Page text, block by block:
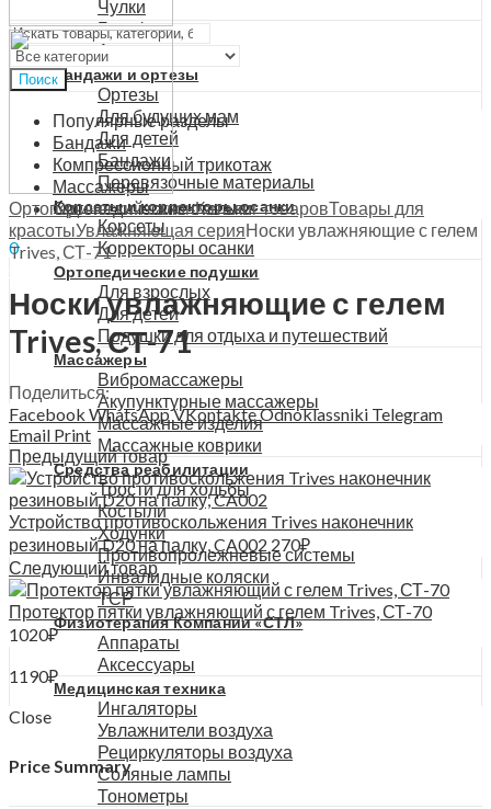
Чулки
Гольфы
Аксессуары
Бандажи и ортезы
Ортезы
Для будущих мам
Для детей
Бандажи
Перевязочные материалы
Корсеты и корректоры осанки
Корсеты
Корректоры осанки
Ортопедические подушки
Для взрослых
Для детей
Подушки для отдыха и путешествий
Массажеры
Вибромассажеры
Акупунктурные массажеры
Массажные изделия
Массажные коврики
Средства реабилитации
Трости для ходьбы
Костыли
Ходунки
Противопролежневые системы
Инвалидные коляски
ТСР
Физиотерапия Компании «СТЛ»
Аппараты
Аксессуары
Медицинская техника
Ингаляторы
Увлажнители воздуха
Рециркуляторы воздуха
Соляные лампы
Тонометры
Поиск
Популярные разделы
Бандажи
Компрессионный трикотаж
Массажеры
Ортопедические стельки
0
Ортопедический салонКаталог товаровТовары для
красотыУвлажняющая серияНоски увлажняющие с гелем
Trives, СТ-71
Носки увлажняющие с гелем
Trives, СТ-71
Поделиться:
Facebook WhatsApp VKontakteOdnoklassniki Telegram
Email Print
Предыдущий товар
Устройство противоскольжения Trives наконечник
резиновый D20 на палку, CA002 270₽
Следующий товар
Протектор пятки увлажняющий с гелем Trives, СТ-70
1020₽
1190₽
Close
Price Summary